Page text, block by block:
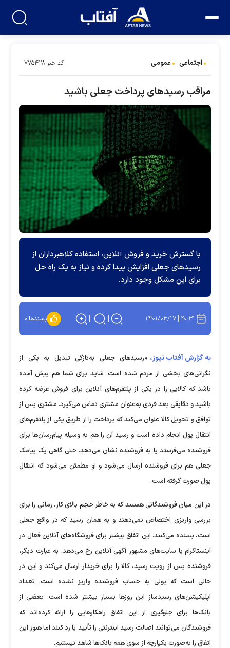
اجتماعی عمومی کد خبر:۷۷۵۴۲۸
مراقب رسید‌های پرداخت جعلی باشید
با گسترش خرید و فروش آنلاین، استفاده کلاهبرداران از
رسید‌های جعلی افزایش پیدا کرده و نیاز به یک راه حل
برای این مشکل وجود دارد.
۲۰:۳۱ ۱۴۰۱/۰۳/۱۷ پسندها:۰
به گزارش آفتاب نیوز، «رسیدهای جعلی به‌تازگی تبدیل به یکی از
نگرانی‌های بخشی از مردم شده است. شاید برای شما هم پیش آمده
باشد که کالایی را در یکی از پلتفرم‌های آنلاین برای فروش عرضه کرده
باشید و دقایقی بعد فردی به‌عنوان مشتری تماس می‌گیرد. مشتری پس از
توافق و تحویل کالا عنوان می‌کند که پرداخت را از طریق یکی از پلتفرم‌های
انتقال پول انجام داده است و رسید آن را هم به وسیله‌ پیام‌رسان‌ها برای
فروشنده می‌فرستد یا به فروشنده نشان می‌دهد. حتی گاهی یک پیامک
جعلی هم برای فروشنده ارسال می‌شود و او مطمئن می‌شود که انتقال
پول صورت گرفته است.
در این میان فروشندگانی هستند که به‌ خاطر حجم بالای کار، زمانی را برای
بررسی واریزی اختصاص نمی‌دهند و به همان رسید که در واقع جعلی
است، بسنده می‌کنند. این اتفاق بیشتر برای فروشگاه‌های آنلاین فعال در
اینستاگرام یا سایت‌های مشهور آگهی آنلاین رخ می‌دهد. به‌ عبارت دیگر،
فروشنده پس از رویت رسید، کالا را برای خریدار ارسال می‌کند و این در
حالی است که پولی به‌ حساب فروشنده واریز نشده است. تعداد
اپلیکیشن‌های رسیدساز این روزها بسیار بیشتر شده است. بعضی از
بانک‌ها برای جلوگیری از این اتفاق راهکارهایی را ارائه کرده‌اند که
فروشندگان می‌توانند اصالت رسید اینترنتی را تأیید یا رد کنند اما هنوز این
اتفاق را به‌صورت یکپارچه از سوی همه بانک‌ها شاهد نیستیم.